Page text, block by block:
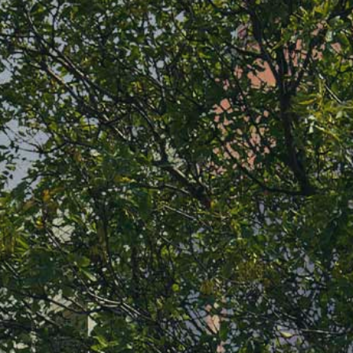
Artikelen
Downloads
FAQ